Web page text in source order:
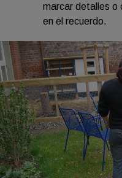
marcar detalles o
en el recuerdo.